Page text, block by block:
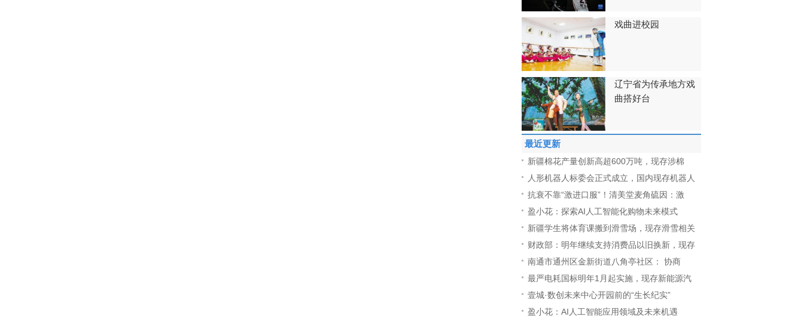
戏曲进校园
辽宁省为传承地方戏
曲搭好台
最近更新
新疆棉花产量创新高超600万吨，现存涉棉
人形机器人标委会正式成立，国内现存机器人
抗衰不靠“激进口服”！清美堂麦角硫因：激
盈小花：探索AI人工智能化购物未来模式
新疆学生将体育课搬到滑雪场，现存滑雪相关
财政部：明年继续支持消费品以旧换新，现存
南通市通州区金新街道八角亭社区： 协商
最严电耗国标明年1月起实施，现存新能源汽
壹城·数创未来中心开园前的“生长纪实”
盈小花：AI人工智能应用领域及未来机遇